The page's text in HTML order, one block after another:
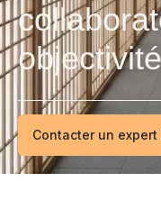
Contacter un expert